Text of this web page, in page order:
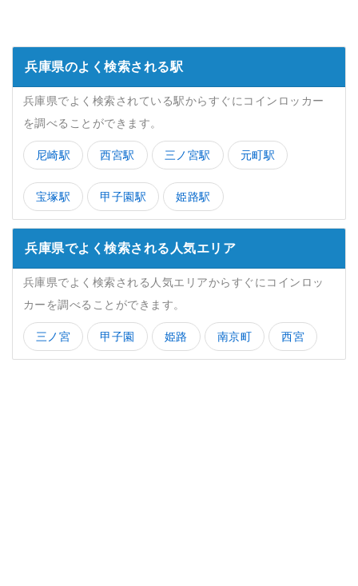
兵庫県のよく検索される駅
兵庫県でよく検索されている駅からすぐにコインロッカー
を調べることができます。
尼崎駅 西宮駅 三ノ宮駅 元町駅
宝塚駅 甲子園駅 姫路駅
兵庫県でよく検索される人気エリア
兵庫県でよく検索される人気エリアからすぐにコインロッ
カーを調べることができます。
三ノ宮 甲子園 姫路 南京町 西宮